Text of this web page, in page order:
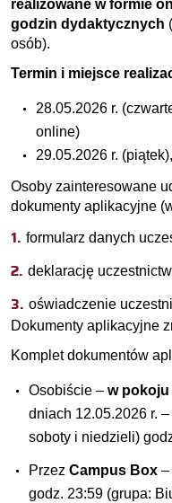
realizowane w formie
godzin dydaktycznych
osób).
Termin i miejsce
28.05.2026 r.
online)
29.05.2026 r.
Osoby zainteresowane
dokumenty aplikacyjne
formularz danych
deklarację
oświadczenie
Dokumenty aplikacyjne
Komplet dokumentów
Osobiście – w pokoju
dniach 12.05.2026 r.
soboty i niedzieli)
Przez Campus Box –
godz. 23:59 (grupa: